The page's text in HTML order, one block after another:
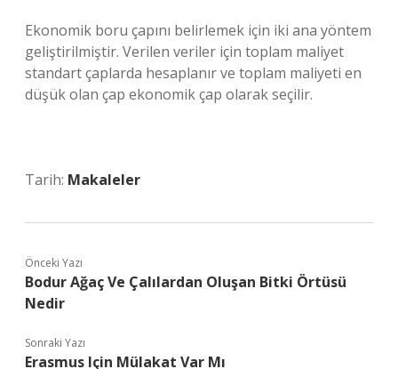
Ekonomik boru çapını belirlemek için iki ana yöntem
geliştirilmiştir. Verilen veriler için toplam maliyet
standart çaplarda hesaplanır ve toplam maliyeti en
düşük olan çap ekonomik çap olarak seçilir.
Tarih: Makaleler
Önceki Yazı
Bodur Ağaç Ve Çalılardan Oluşan Bitki Örtüsü
Nedir
Sonraki Yazı
Erasmus Için Mülakat Var Mı